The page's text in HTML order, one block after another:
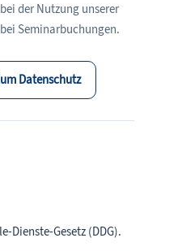
der Nutzung unserer
Seminarbuchungen.
Datenschutz
Dienste-Gesetz (DDG).